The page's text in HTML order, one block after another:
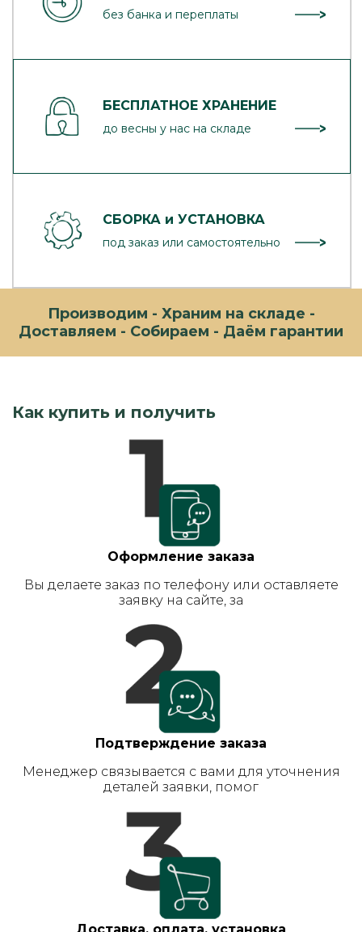
без банка и переплаты
БЕСПЛАТНОЕ ХРАНЕНИЕ
до весны у нас на складе
СБОРКА и УСТАНОВКА
под заказ или самостоятельно
Производим - Храним на складе -
Доставляем - Собираем - Даём гарантии
Как купить и получить
Оформление заказа
Вы делаете заказ по телефону или оставляете
заявку на сайте, за
Подтверждение заказа
Менеджер связывается с вами для уточнения
деталей заявки, помог
Доставка, оплата, установка